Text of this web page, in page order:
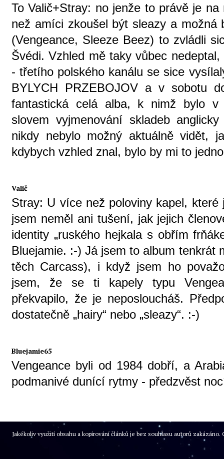
To Valič+Stray: no jenže to právě je
než amíci zkoušel být sleazy a
(Vengeance, Sleeze Beez) to zvládli
Švédi. Vzhled mě taky vůbec
- třetího polského kanálu se sice
BYLYCH PRZEBOJOV a v sobotu
fantastická celá alba, k nimž bylo v
slovem vyjmenování skladeb
nikdy nebylo možný aktuálně vidět,
kdybych vzhled znal, bylo by mi to
Valič
Stray: U více než poloviny kapel,
jsem neměl ani tušení, jak jejich
identity „ruského hejkala s obřím
Bluejamie. :-) Já jsem to album tenkrát
těch Carcass), i když jsem ho
jsem, že se ti kapely typu
překvapilo, že je neposloucháš.
dostatečně „hairy“ nebo „sleazy“. :-)
Bluejamie65
Vengeance byli od 1984 dobří, a
podmanivé dunící rytmy - předzvěst
Jakékoliv využití obsahu a kopírování článků je bez souhlasu autorů